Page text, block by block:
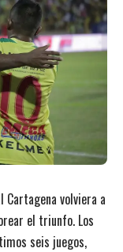
Cartagena volviera a
el triunfo. Los
seis juegos,